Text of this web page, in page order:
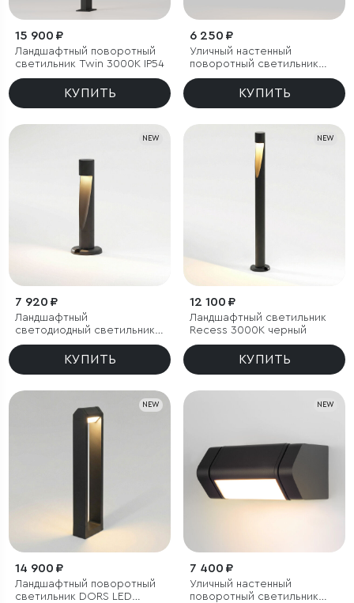
15 900 ₽
Ландшафтный поворотный
светильник Twin 3000K IP54
КУПИТЬ
6 250 ₽
Уличный настенный
поворотный светильник
Twin 3000K черный
КУПИТЬ
NEW
7 920 ₽
Ландшафтный
светодиодный светильник
Recess 3000K черный IP65
КУПИТЬ
NEW
12 100 ₽
Ландшафтный светильник
Recess 3000K черный
КУПИТЬ
NEW
14 900 ₽
Ландшафтный поворотный
светильник DORS LED
NEW
7 400 ₽
Уличный настенный
поворотный светильник